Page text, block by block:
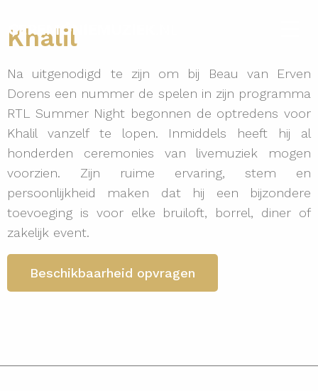
Khalil
Na uitgenodigd te zijn om bij Beau van Erven
Dorens een nummer de spelen in zijn programma
RTL Summer Night begonnen de optredens voor
Khalil vanzelf te lopen. Inmiddels heeft hij al
honderden ceremonies van livemuziek mogen
voorzien. Zijn ruime ervaring, stem en
persoonlijkheid maken dat hij een bijzondere
toevoeging is voor elke bruiloft, borrel, diner of
zakelijk event.
Beschikbaarheid opvragen